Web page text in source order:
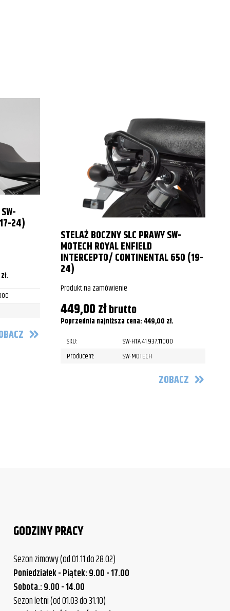
24)
zł.
STELAŻ BOCZNY SLC PRAWY SW-
MOTECH ROYAL ENFIELD
INTERCEPTO/ CONTINENTAL 650 (19-
24)
Produkt na zamówienie
449,00złbrutto
Poprzednia najniższa cena:449,00 zł.
SKU:
SW-HTA.41.937.11000
Producent:
SW-MOTECH
ZOBACZ
GODZINY PRACY
Sezon zimowy (od 01.11 do 28.02)
Poniedziałek - Piątek: 9.00 - 17.00
Sobota.: 9.00 - 14.00
Sezon letni (od 01.03 do 31.10)